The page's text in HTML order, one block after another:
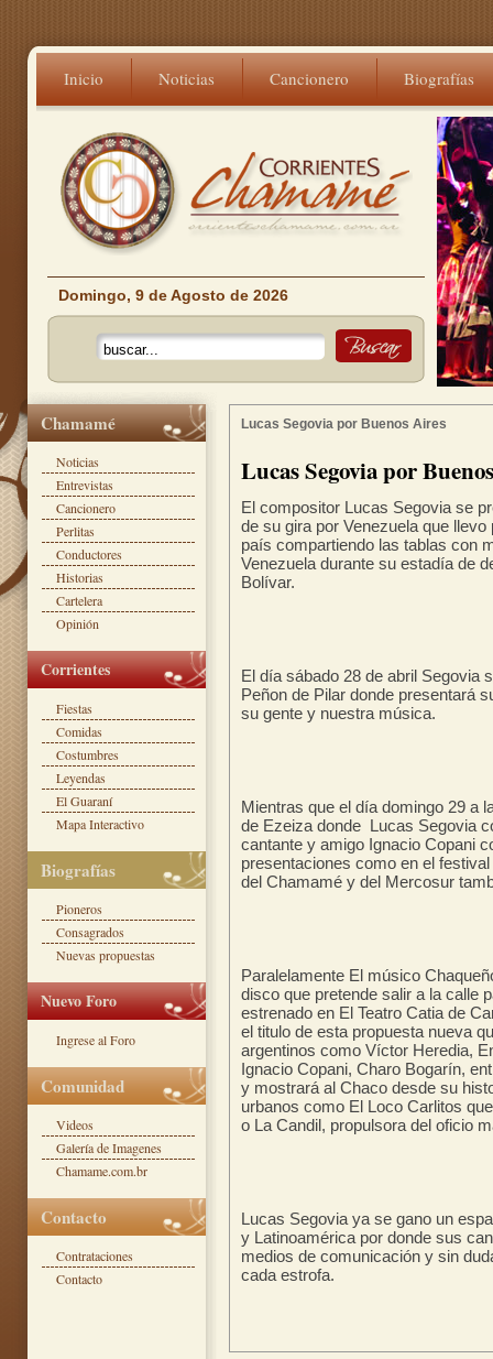
Inicio Noticias Cancionero Biografías
Domingo, 9 de Agosto de 2026
Lucas Segovia por Buenos Aires
Lucas Segovia por
El compositor Lucas Segovia se
de su gira por Venezuela que
país compartiendo las tablas con
Venezuela durante su estadía de
Bolívar.
El día sábado 28 de abril Segovia
Peñon de Pilar donde presentará
su gente y nuestra música.
Mientras que el día domingo 29 a
de Ezeiza donde Lucas Segovia
cantante y amigo Ignacio Copani
presentaciones como en el
del Chamamé y del Mercosur
Paralelamente El músico
disco que pretende salir a la calle
estrenado en El Teatro Catia de
el titulo de esta propuesta nueva
argentinos como Víctor Heredia,
Ignacio Copani, Charo Bogarín,
y mostrará al Chaco desde su
urbanos como El Loco Carlitos
o La Candil, propulsora del oficio
Lucas Segovia ya se gano un
y Latinoamérica por donde sus
medios de comunicación y sin
cada estrofa.
Chamamé
Noticias
Entrevistas
Cancionero
Perlitas
Conductores
Historias
Cartelera
Opinión
Corrientes
Fiestas
Comidas
Costumbres
Leyendas
El Guaraní
Mapa Interactivo
Biografías
Pioneros
Consagrados
Nuevas propuestas
Nuevo Foro
Ingrese al Foro
Comunidad
Videos
Galería de Imagenes
Chamame.com.br
Contacto
Contrataciones
Contacto